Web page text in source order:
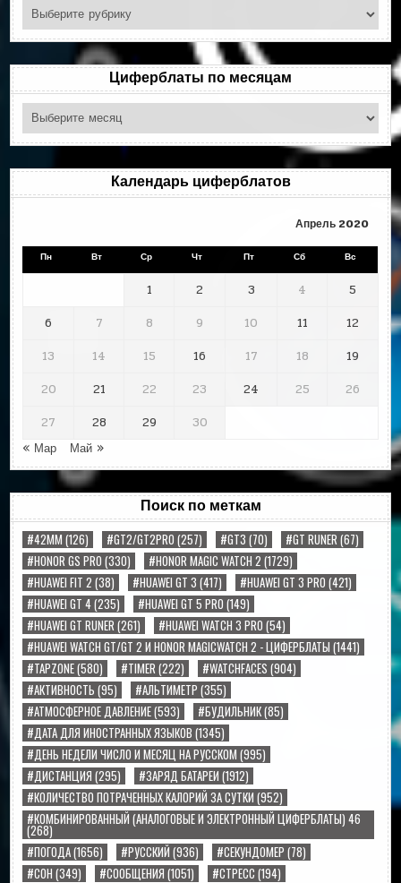
Поиск
по
рубрикам
Циферблаты по месяцам
Циферблаты
по
месяцам
Календарь циферблатов
Апрель 2020
Пн Вт Ср Чт Пт Сб Вс
1 2 3 4
5
6
7 8 9 10 11
12
13
14 15 16 17 18
19
20
21 22 23 24 25
26
27
28 29
30
« Мар
Май »
Поиск по меткам
#42MM (126) #GT2/GT2PRO (257) #GT3 (70) #GT RUNER(67)
#HONOR GS PRO (330) #HONOR MAGIC WATCH 2 (1729)
#HUAWEI FIT 2 (38) #HUAWEI GT 3 (417) #HUAWEI GT 3 PRO (421)
#HUAWEI GT 4(235) #HUAWEI GT 5 PRO (149)
#HUAWEI GT RUNER(261) #HUAWEI WATCH 3 PRO (54)
#HUAWEI WATCH GT/GT 2 И HONOR MAGICWATCH 2 - ЦИФЕРБЛАТЫ (1441)
#TAPZONE(580) #TIMER(222) #WATCHFACES (904)
#АКТИВНОСТЬ (95) #АЛЬТИМЕТР (355)
#АТМОСФЕРНОЕ ДАВЛЕНИЕ(593) #БУДИЛЬНИК(85)
#ДАТА ДЛЯ ИНОСТРАННЫХ ЯЗЫКОВ (1345)
#ДЕНЬ НЕДЕЛИ ЧИСЛО И МЕСЯЦ НА РУССКОМ (995)
#ДИСТАНЦИЯ (295) #ЗАРЯД БАТАРЕИ (1912)
#КОЛИЧЕСТВО ПОТРАЧЕННЫХ КАЛОРИЙ ЗА СУТКИ (952)
#КОМБИНИРОВАННЫЙ (АНАЛОГОВЫЕ И ЭЛЕКТРОННЫЙ ЦИФЕРБЛАТЫ) 46
(268)
#ПОГОДА(1656) #РУССКИЙ (936) #СЕКУНДОМЕР (78)
#СОН (349) #СООБЩЕНИЯ (1051) #СТРЕСС (194)